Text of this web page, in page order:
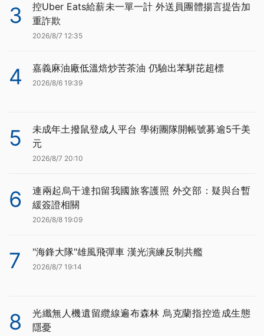
3
控Uber Eats給薪未一單一計 外送員團體揚言提告加
重詐欺
2026/8/7 12:35
4 嘉義麻油廠低溫焙炒苦茶油 仍驗出苯駢芘超標
2026/8/6 19:39
5
未成年土撥鼠登成人平台 學術團隊開帳號募逾5千美
元
2026/8/7 20:10
6
連兩起烏干達扣留我國旅客護照 外交部：疑與台暫
緩簽證相關
2026/8/8 19:09
7 "海鋒大隊"雄風飛彈車 漢光演練反制共艦
2026/8/7 19:14
8
光纖無人機遺留纜線遍布森林 烏克蘭指控造成生態
隱憂